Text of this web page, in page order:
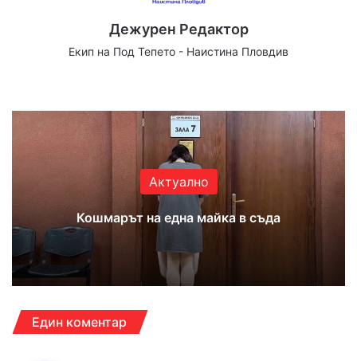
Дежурен Редактор
Екип на Под Тепето - Наистина Пловдив
te bo
ok
ub
e
ra
Актуално
Кошмарът на една майка в съда
Един коментар